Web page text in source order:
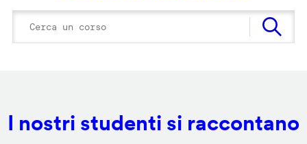
I nostri studenti si raccontano